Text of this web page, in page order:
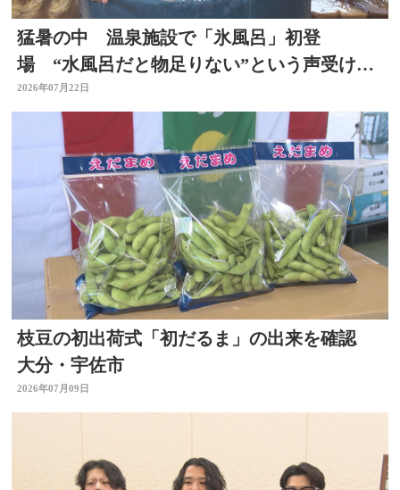
猛暑の中 温泉施設で「氷風呂」初登
場 “水風呂だと物足りない”という声受けレ
ベルアップ 大分・日田市
2026年07月22日
枝豆の初出荷式「初だるま」の出来を確認
大分・宇佐市
2026年07月09日